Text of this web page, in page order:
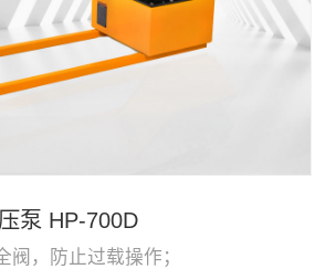
泵 HP-700D
阀，防止过载操作；